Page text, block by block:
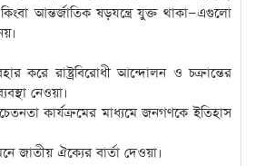
আন্তর্জাতিক ষড়যন্ত্রে যুক্ত থাকা—এগুলো
করে রাষ্ট্রবিরোধী আন্দোলন ও চক্রান্তের
নেওয়া।
কার্যক্রমের মাধ্যমে জনগণকে ইতিহাস
জাতীয় ঐক্যের বার্তা দেওয়া।